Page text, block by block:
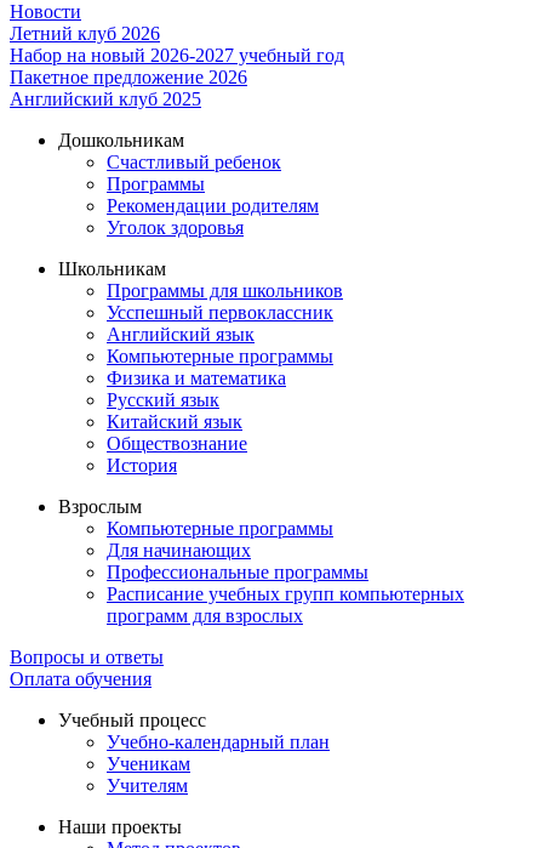
Новости
Летний клуб 2026
Набор на новый 2026-2027 учебный год
Пакетное предложение 2026
Английский клуб 2025
Дошкольникам
Счастливый ребенок
Программы
Рекомендации родителям
Уголок здоровья
Школьникам
Программы для школьников
Усспешный первоклассник
Английский язык
Компьютерные программы
Физика и математика
Русский язык
Китайский язык
Обществознание
История
Взрослым
Компьютерные программы
Для начинающих
Профессиональные программы
Расписание учебных групп компьютерных
программ для взрослых
Вопросы и ответы
Оплата обучения
Учебный процесс
Учебно-календарный план
Ученикам
Учителям
Наши проекты